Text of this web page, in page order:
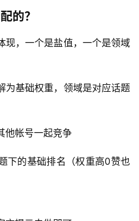
的？
现，一个是盐值，一个是领域
为基础权重，领域是对应话题
他帐号一起竞争
下的基础排名（权重高0赞也